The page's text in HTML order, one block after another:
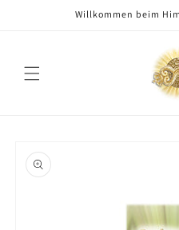
Willkommen beim